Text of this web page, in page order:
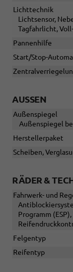
Lichttechnik
Lichtsensor,
Tagfahrlicht,
Pannenhilfe
Start/Stop-
AUSSEN
Außenspiegel
Außenspiegel
Herstellerpaket
Scheiben,
RÄDER &
Fahrwerk- und
Programm
Felgentyp
Reifentyp